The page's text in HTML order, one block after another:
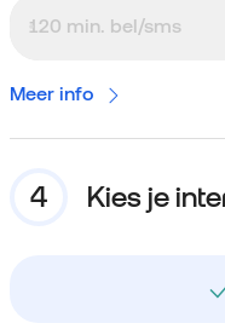
120 min. bel/sms
Meer info
Kies je